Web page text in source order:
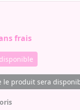
frais
le produit sera